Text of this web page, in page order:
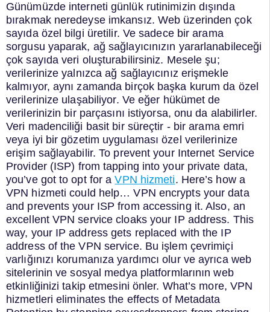
Günümüzde interneti günlük rutinimizin dışında
bırakmak neredeyse imkansız. Web üzerinden çok
sayıda özel bilgi üretilir. Ve sadece bir arama
sorgusu yaparak, ağ sağlayıcınızın yararlanabileceği
çok sayıda veri oluşturabilirsiniz. Mesele şu;
verilerinize yalnızca ağ sağlayıcınız erişmekle
kalmıyor, aynı zamanda birçok başka kurum da özel
verilerinize ulaşabiliyor. Ve eğer hükümet de
verilerinizin bir parçasını istiyorsa, onu da alabilirler.
Veri madenciliği basit bir süreçtir - bir arama emri
veya iyi bir gözetim uygulaması özel verilerinize
erişim sağlayabilir. To prevent your Internet Service
Provider(ISP) from tapping into your private data,
you’ve got to opt for aVPN hizmeti. Here’s how a
VPN hizmeti could help… VPN encrypts your data
and prevents your ISP from accessing it. Also, an
excellent VPN servicecloaks your IP address. This
way, your IP address gets replaced with the IP
address of the VPN service. Bu işlem çevrimiçi
varlığınızı korumanıza yardımcı olur ve ayrıca web
sitelerinin ve sosyal medya platformlarının web
etkinliğinizi takip etmesini önler. What’s more, VPN
hizmetleri eliminates the effects of Metadata